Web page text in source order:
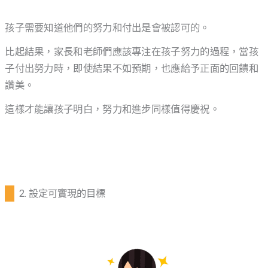
孩子需要知道他們的努力和付出是會被認可的。
比起結果，家長和老師們應該專注在孩子努力的過程，當孩
子付出努力時，即使結果不如預期，也應給予正面的回饋和
讚美。
這樣才能讓孩子明白，努力和進步同樣值得慶祝。
2. 設定可實現的目標